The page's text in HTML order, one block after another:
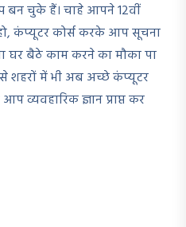
बन चुके हैं। चाहे आपने 12वीं
कंप्यूटर कोर्स करके आप सूचना
या घर बैठे काम करने का मौका पा
शहरों में भी अब अच्छे कंप्यूटर
व्यवहारिक ज्ञान प्राप्त कर